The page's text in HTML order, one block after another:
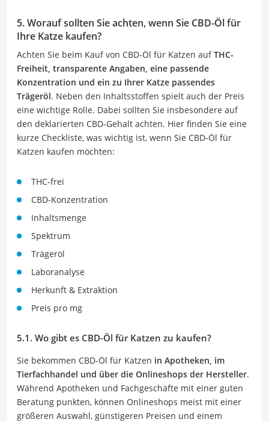
5. Worauf sollten Sie achten, wenn Sie CBD-Öl für
Ihre Katze kaufen?
Achten Sie beim Kauf von CBD-Öl für Katzen aufTHC-
Freiheit, transparente Angaben, eine passende
Konzentration und ein zu Ihrer Katze passendes
Trägeröl. Neben den Inhaltsstoffen spielt auch der Preis
eine wichtige Rolle. Dabei sollten Sie insbesondere auf
den deklarierten CBD-Gehalt achten. Hier finden Sie eine
kurze Checkliste, was wichtig ist, wenn Sie CBD-Öl für
Katzen kaufen möchten:
THC-frei
CBD-Konzentration
Inhaltsmenge
Spektrum
Trägeröl
Laboranalyse
Herkunft & Extraktion
Preis pro mg
5.1. Wo gibt es CBD-Öl für Katzen zu kaufen?
Sie bekommen CBD-Öl für Katzen in Apotheken, im
Tierfachhandel und über die Onlineshops der Hersteller.
Während Apotheken und Fachgeschäfte mit einer guten
Beratung punkten, können Onlineshops meist mit einer
größeren Auswahl, günstigeren Preisen und einem